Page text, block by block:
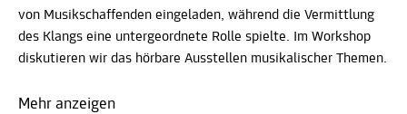
von Musikschaffenden eingeladen, während die Vermittlung
des Klangs eine untergeordnete Rolle spielte. Im Workshop
diskutieren wir das hörbare Ausstellen musikalischer Themen.
Mehr anzeigen